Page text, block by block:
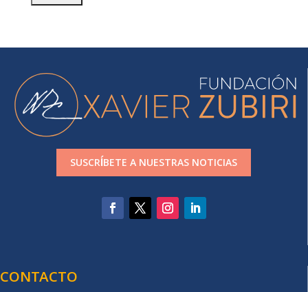
SUSCRÍBETE A NUESTRAS NOTICIAS
CONTACTO